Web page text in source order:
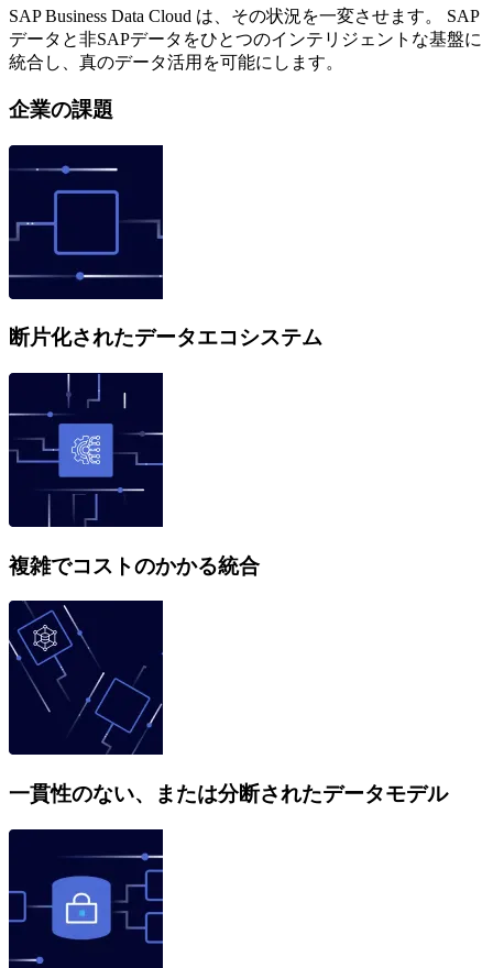
SAP Business Data Cloud は、その状況を一変させます。 SAP
データと非SAPデータをひとつのインテリジェントな基盤に
統合し、真のデータ活用を可能にします。
企業の課題
断片化されたデータエコシステム
複雑でコストのかかる統合
一貫性のない、または分断されたデータモデル